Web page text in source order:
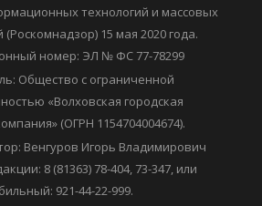
технологий и массовых
15 мая 2020 года.
номер: ЭЛ № ФС 77-78299
Общество с ограниченной
«Волховская городская
(ОГРН 1154704004674).
Венгуров Игорь Владимирович
8 (81363) 78-404, 73-347, или
921-44-22-999.